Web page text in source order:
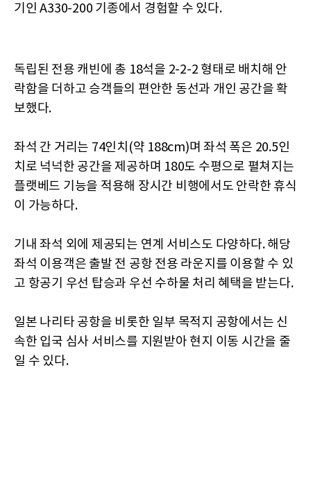
기인 A330-200 기종에서 경험할 수 있다.
독립된 전용 캐빈에 총 18석을 2-2-2 형태로 배치해 안
락함을 더하고 승객들의 편안한 동선과 개인 공간을 확
보했다.
좌석 간 거리는 74인치(약 188cm)며 좌석 폭은 20.5인
치로 넉넉한 공간을 제공하며 180도 수평으로 펼쳐지는
플랫베드 기능을 적용해 장시간 비행에서도 안락한 휴식
이 가능하다.
기내 좌석 외에 제공되는 연계 서비스도 다양하다. 해당
좌석 이용객은 출발 전 공항 전용 라운지를 이용할 수 있
고 항공기 우선 탑승과 우선 수하물 처리 혜택을 받는다.
일본 나리타 공항을 비롯한 일부 목적지 공항에서는 신
속한 입국 심사 서비스를 지원받아 현지 이동 시간을 줄
일 수 있다.